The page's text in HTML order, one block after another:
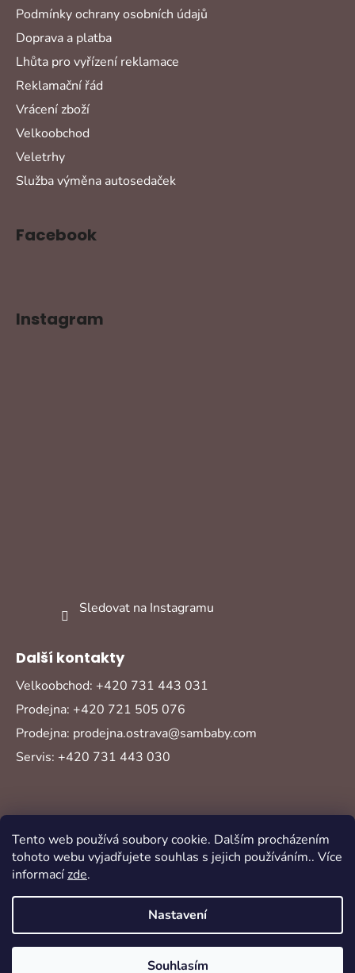
Tento web používá soubory cookie. Dalším procházením
tohoto webu vyjadřujete souhlas s jejich používáním.. Více
informacízde.
Nastavení
Souhlasím
Podmínky ochrany osobních údajů
Doprava a platba
Lhůta pro vyřízení reklamace
Reklamační řád
Vrácení zboží
Velkoobchod
Veletrhy
Služba výměna autosedaček
Facebook
Instagram
Sledovat na Instagramu
Další kontakty
Velkoobchod: +420 731 443 031
Prodejna: +420 721 505 076
Prodejna: prodejna.ostrava@sambaby.com
Servis: +420 731 443 030
Vytvořil Shoptet
Copyright 2026Sambaby